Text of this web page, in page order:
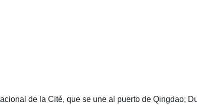
de la Cité, que se une al puerto de Qingdao;